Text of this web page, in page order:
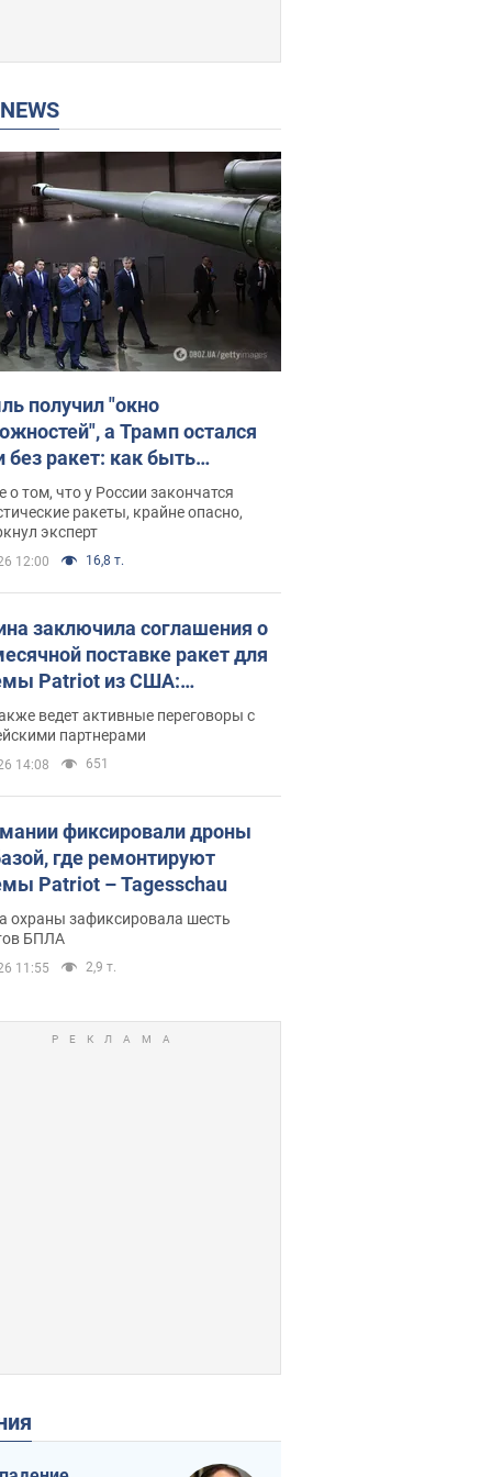
NEWS
получил "окно
а Трамп остался
без ракет: как быть
Интервью с Мельником
о том, что у России закончатся
ракеты, крайне опасно,
эксперт
12:00 16,8 т.
заключила соглашения о
поставке ракет для
Patriot из США:
раскрыл подробности
ведет активные переговоры с
партнерами
14:08 651
фиксировали дроны
где ремонтируют
Patriot – Tagesschau
охраны зафиксировала шесть
БПЛА
11:55 2,9 т.